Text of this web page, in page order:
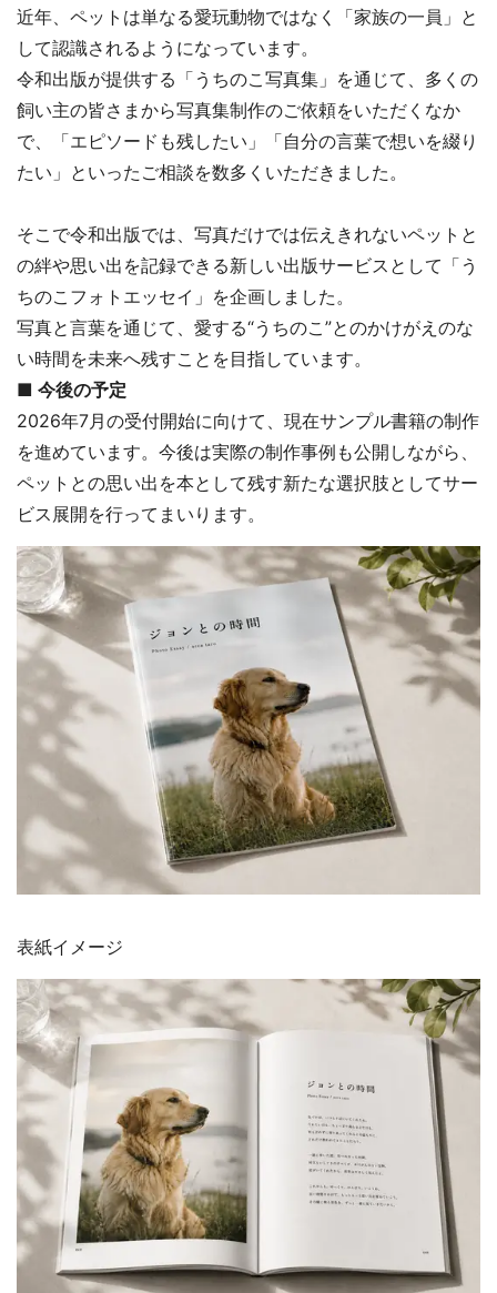
近年、ペットは単なる愛玩動物ではなく「家族の一員」と
して認識されるようになっています。
令和出版が提供する「うちのこ写真集」を通じて、多くの
飼い主の皆さまから写真集制作のご依頼をいただくなか
で、「エピソードも残したい」「自分の言葉で想いを綴り
たい」といったご相談を数多くいただきました。
そこで令和出版では、写真だけでは伝えきれないペットと
の絆や思い出を記録できる新しい出版サービスとして「う
ちのこフォトエッセイ」を企画しました。
写真と言葉を通じて、愛する“うちのこ”とのかけがえのな
い時間を未来へ残すことを目指しています。
■ 今後の予定
2026年7月の受付開始に向けて、現在サンプル書籍の制作
を進めています。今後は実際の制作事例も公開しながら、
ペットとの思い出を本として残す新たな選択肢としてサー
ビス展開を行ってまいります。
表紙イメージ